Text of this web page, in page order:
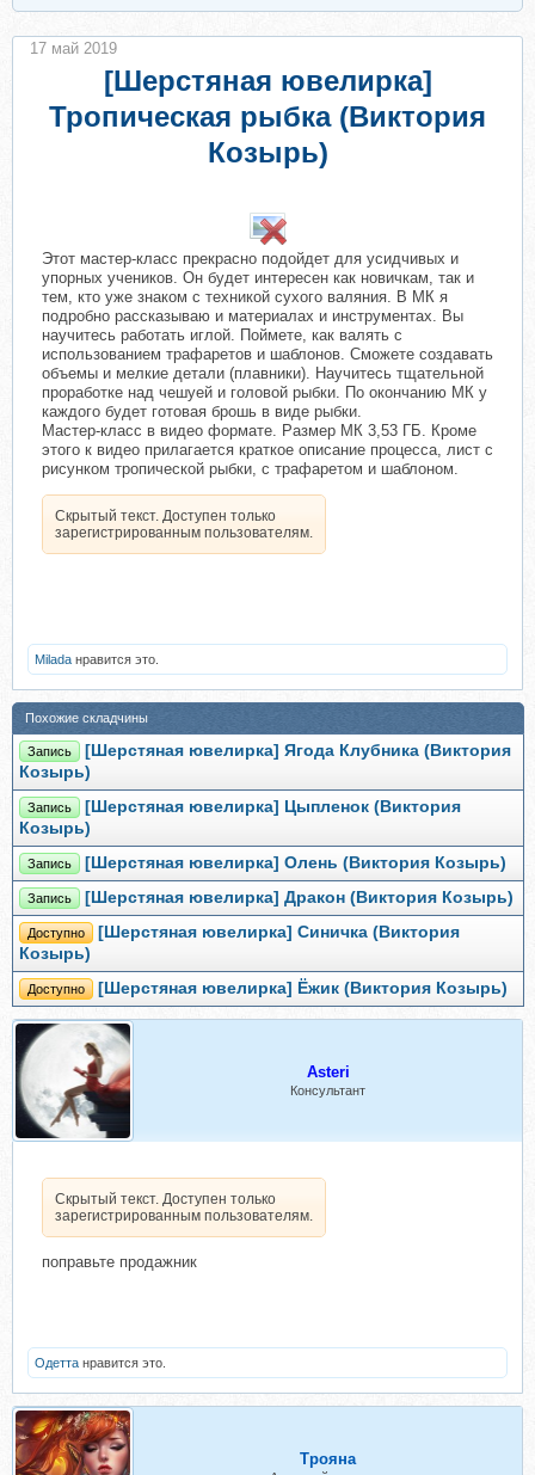
[Шерстяная ювелирка]
Тропическая рыбка (Виктория
Козырь)
Этот мастер-класс прекрасно подойдет для усидчивых и
упорных учеников. Он будет интересен как новичкам, так и
тем, кто уже знаком с техникой сухого валяния. В МК я
подробно рассказываю и материалах и инструментах. Вы
научитесь работать иглой. Поймете, как валять с
использованием трафаретов и шаблонов. Сможете создавать
объемы и мелкие детали (плавники). Научитесь тщательной
проработке над чешуей и головой рыбки. По окончанию МК у
каждого будет готовая брошь в виде рыбки.
Мастер-класс в видео формате. Размер МК 3,53 ГБ. Кроме
этого к видео прилагается краткое описание процесса, лист с
рисунком тропической рыбки, с трафаретом и шаблоном.
Скрытый текст. Доступен только
зарегистрированным пользователям.
17 май 2019
Milada нравится это.
Похожие складчины
Запись
[Шерстяная ювелирка] Ягода Клубника (Виктория
Козырь)
Запись
[Шерстяная ювелирка] Цыпленок (Виктория
Козырь)
Запись [Шерстяная ювелирка] Олень (Виктория Козырь)
Запись [Шерстяная ювелирка] Дракон (Виктория Козырь)
Доступно
[Шерстяная ювелирка] Синичка (Виктория
Козырь)
Доступно [Шерстяная ювелирка] Ёжик (Виктория Козырь)
Asteri
Консультант
Скрытый текст. Доступен только
зарегистрированным пользователям.
поправьте продажник
Одетта нравится это.
Трояна